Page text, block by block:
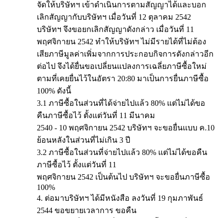
จัดให้บริษัทฯ เข้าดำเนินการตามสัญญาได้และบอก
เลิกสัญญากับบริษัทฯ เมื่อวันที่ 12 ตุลาคม 2542
บริษัทฯ จึงขอยกเลิกสัญญาดังกล่าว เมื่อวันที่ 11
พฤศจิกายน 2542 ทำให้บริษัทฯ ไม่มีรายได้ที่ไม่ต้อง
เสียภาษีมูลค่าเพิ่มจากการประกอบกิจการดังกล่าวอีก
ต่อไป จึงได้ยื่นขอเปลี่ยนแปลงการเฉลี่ยภาษีซื้อใหม่
ตามที่เคยยื่นไว้ในอัตรา 20:80 มาเป็นการยื่นภาษีซื้อ
100% ดังนี้
3.1 ภาษีซื้อในส่วนที่ได้จ่ายไปแล้ว 80% แต่ไม่ได้ขอ
คืนภาษีซื้อไว้ ตั้งแต่วันที่ 11 มีนาคม
2540 - 10 พฤศจิกายน 2542 บริษัทฯ จะขอยื่นแบบ ค.10
ย้อนหลังในส่วนที่ไม่เกิน 3 ปี
3.2 ภาษีซื้อในส่วนที่จ่ายไปแล้ว 80% แต่ไม่ได้ขอคืน
ภาษีซื้อไว้ ตั้งแต่วันที่ 11
พฤศจิกายน 2542 เป็นต้นไป บริษัทฯ จะขอยื่นภาษีซื้อ
100%
4. ต่อมาบริษัทฯ ได้มีหนังสือ ลงวันที่ 19 กุมภาพันธ์
2544 ขอขยายเวลาการ ขอคืน